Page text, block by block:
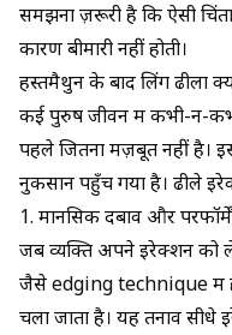
समझना ज़रूरी है कि ऐसी
कारण बीमारी नहीं होती।
हस्तमैथुन के बाद लिंग ढीला
कई पुरुष जीवन में कभी-न-
पहले जितना मज़बूत नहीं है।
नुकसान पहुँच गया है। ढीले
1. मानसिक दबाव और
जब व्यक्ति अपने इरेक्शन को
जैसेedging techniqueमें
चला जाता है। यह तनाव सीधे